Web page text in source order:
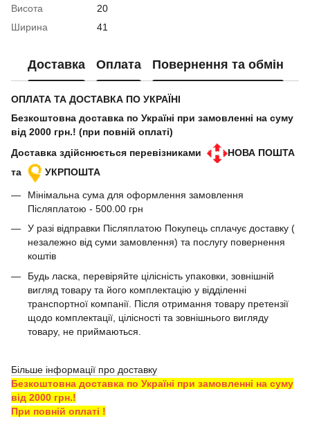
Висота
20
Ширина
41
Доставка Оплата Повернення та обмін
ОПЛАТА ТА ДОСТАВКА ПО УКРАЇНІ
Безкоштовна доставка по Україні при замовленні на суму
від 2000 грн.! (при повній оплаті)
Доставка здійснюється перевізниками
НОВА ПОШТА
та
УКРПОШТА
Мінімальна сума для оформлення замовлення
Післяплатою - 500.00 грн
У разі відправки Післяплатою Покупець сплачує доставку (
незалежно від суми замовлення) та послугу повернення
коштів
Будь ласка, перевіряйте цілісність упаковки, зовнішній
вигляд товару та його комплектацію у відділенні
транспортної компанії. Після отримання товару претензії
щодо комплектації, цілісності та зовнішнього вигляду
товару, не приймаються.
Більше інформації про доставку
Безкоштовна доставка по Україні при замовленні на суму
від 2000 грн.!
При повній оплаті !